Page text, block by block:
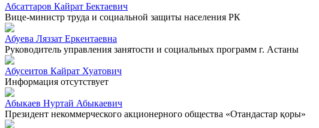
Абсаттаров Кайрат Бектаевич
Вице-министр труда и социальной защиты населения РК
Абуева Ляззат Еркентаевна
Руководитель управления занятости и социальных программ г. Астаны
Абусеитов Кайрат Хуатович
Информация отсутствует
Абыкаев Нуртай Абыкаевич
Президент некоммерческого акционерного общества «Отандастар қоры»